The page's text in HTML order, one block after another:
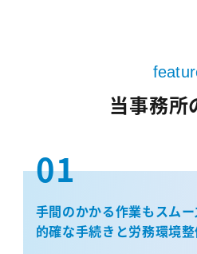
当事務所
01
手間のかかる作業もスムー
的確な手続きと労務環境